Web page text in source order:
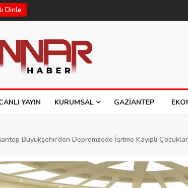
Dinle
YAYIN KURUMSAL GAZIANTEP
Büyükşehir’den Depremzede İşitme Kayıplı